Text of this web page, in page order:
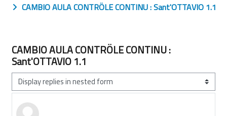
CAMBIO AULA CONTRÖLE CONTINU : Sant'OTTAVIO 1.1
CAMBIO AULA CONTRÖLE CONTINU :
Sant'OTTAVIO 1.1
Display mode